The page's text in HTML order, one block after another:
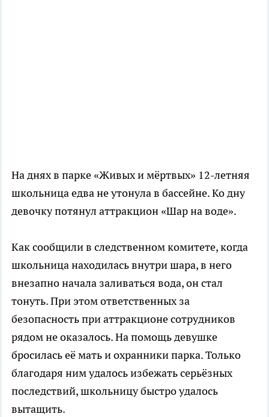
На днях в парке «Живых и мёртвых» 12-летняя
школьница едва не утонула в бассейне. Ко дну
девочку потянул аттракцион «Шар на воде».
Как сообщили в следственном комитете, когда
школьница находилась внутри шара, в него
внезапно начала заливаться вода, он стал
тонуть. При этом ответственных за
безопасность при аттракционе сотрудников
рядом не оказалось. На помощь девушке
бросилась её мать и охранники парка. Только
благодаря ним удалось избежать серьёзных
последствий, школьницу быстро удалось
вытащить.